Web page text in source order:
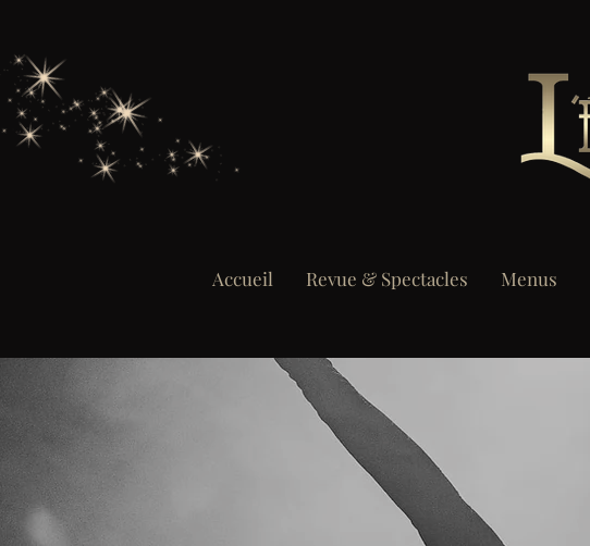
Accueil Revue & Spectacles Menus